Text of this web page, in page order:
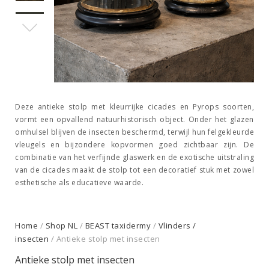
Deze antieke stolp met kleurrijke cicades en Pyrops soorten,
vormt een opvallend natuurhistorisch object. Onder het glazen
omhulsel blijven de insecten beschermd, terwijl hun felgekleurde
vleugels en bijzondere kopvormen goed zichtbaar zijn. De
combinatie van het verfijnde glaswerk en de exotische uitstraling
van de cicades maakt de stolp tot een decoratief stuk met zowel
esthetische als educatieve waarde.
Home / Shop NL / BEAST taxidermy / Vlinders /
insecten / Antieke stolp met insecten
Antieke stolp met insecten